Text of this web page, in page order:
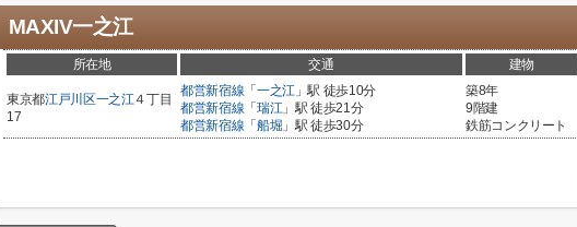
MAXIV一之江
所在地 交通 建物
東京都江戸川区一之江４丁目
17
都営新宿線 「 一之江」駅 徒歩10分
都営新宿線 「 瑞江」駅 徒歩21分
都営新宿線 「 船堀」駅 徒歩30分
築8年
9階建
鉄筋コンクリート